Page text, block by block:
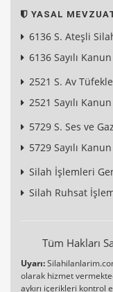
YASAL
6136 S. Ateşli
6136 Sayılı
2521 S. Av
2521 Sayılı
5729 S. Ses ve
5729 Sayılı
Silah İşlemleri
Silah Ruhsat
Tüm Hakları
Uyarı:
olarak hizmet
aykırı içerikleri kontrol